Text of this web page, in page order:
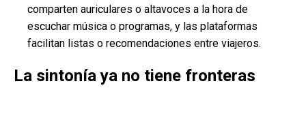
comparten auriculares o altavoces a la hora de
escuchar música o programas, y las plataformas
facilitan listas o recomendaciones entre viajeros.
La sintonía ya no tiene fronteras